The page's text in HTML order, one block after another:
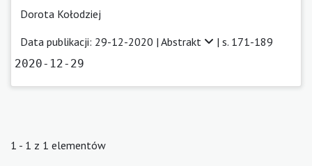
Dorota Kołodziej
Data publikacji: 29-12-2020 | Abstrakt | s. 171-189
2020-12-29
1 - 1 z 1 elementów